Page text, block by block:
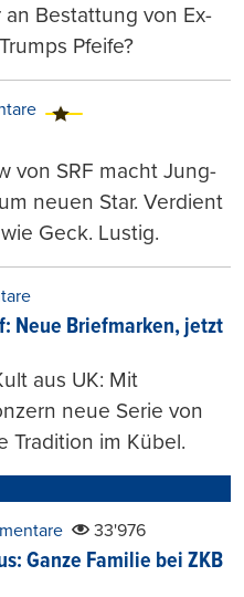
Bestattung von Ex-
Pfeife?
von SRF macht Jung-
neuen Star. Verdient
Geck. Lustig.
Neue Briefmarken, jetzt
aus UK: Mit
neue Serie von
Tradition im Kübel.
33'976
Ganze Familie bei ZKB